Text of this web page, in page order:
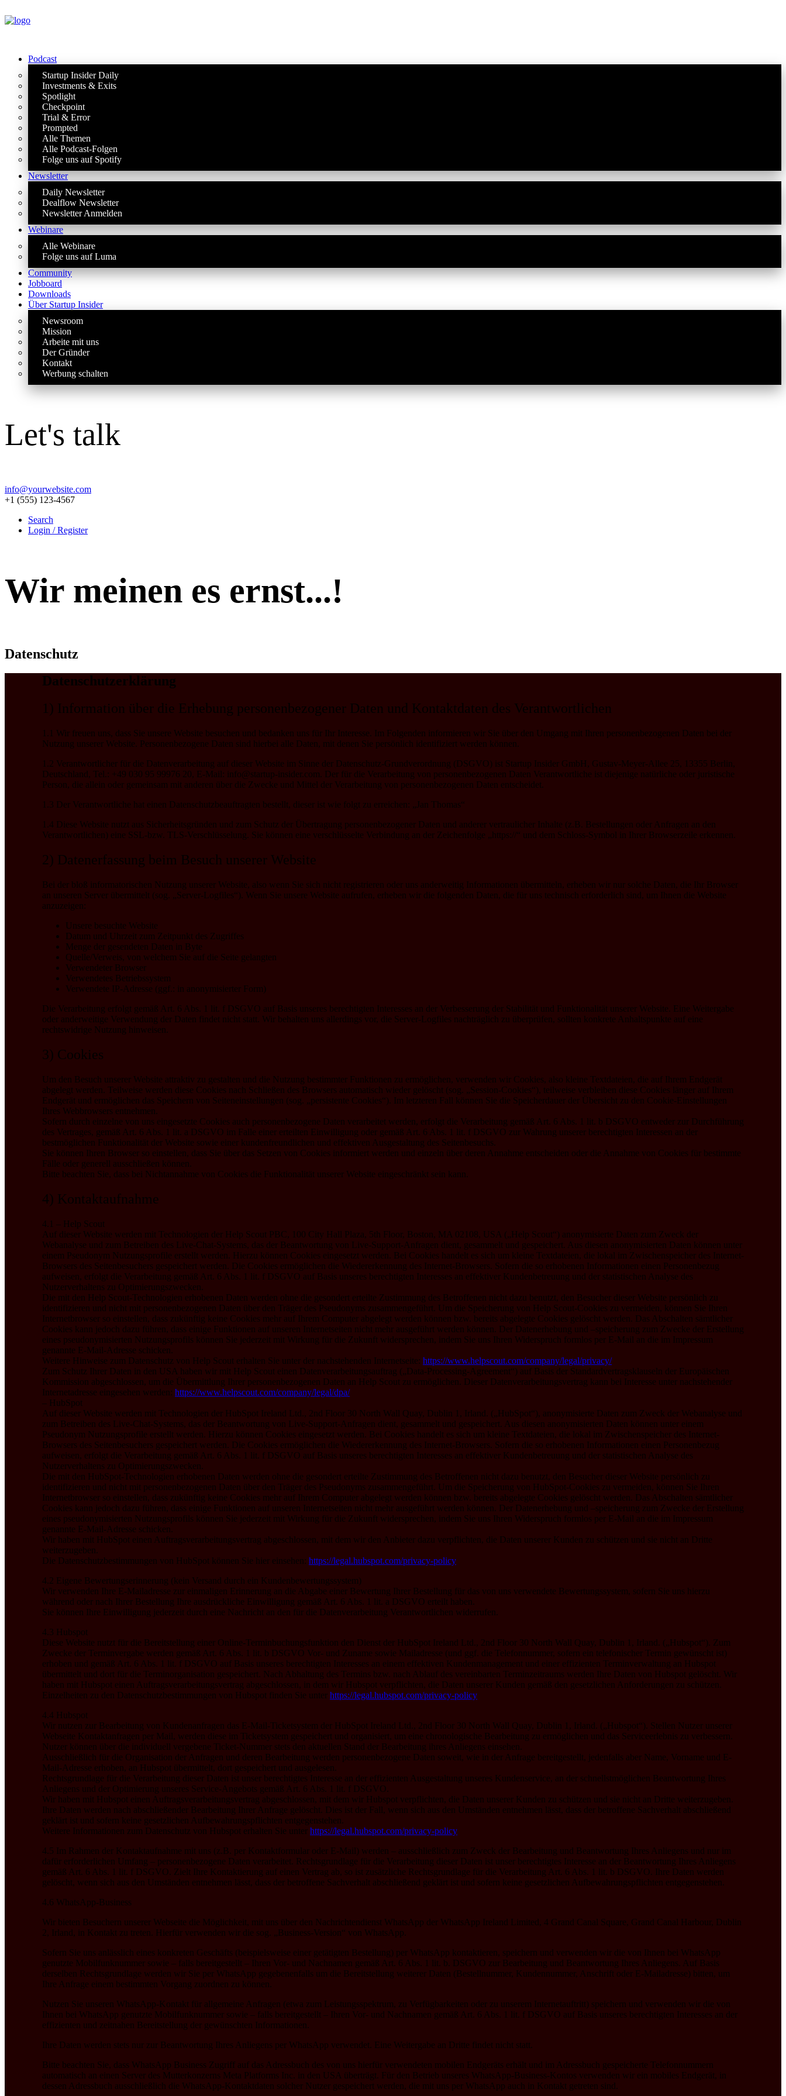
Podcast
Startup Insider Daily
Investments & Exits
Spotlight
Checkpoint
Trial & Error
Prompted
Alle Themen
Alle Podcast-Folgen
Folge uns auf Spotify
Newsletter
Daily Newsletter
Dealflow Newsletter
Newsletter Anmelden
Webinare
Alle Webinare
Folge uns auf Luma
Community
Jobboard
Downloads
Über Startup Insider
Newsroom
Mission
Arbeite mit uns
Der Gründer
Kontakt
Werbung schalten
Let's talk
info@yourwebsite.com
+1 (555) 123-4567
Search
Login / Register
Wir meinen es ernst...!
Datenschutz
Datenschutzerklärung
1) Information über die Erhebung personenbezogener Daten und Kontaktdaten des Verantwortlichen
1.1 Wir freuen uns, dass Sie unsere Website besuchen und bedanken uns für Ihr Interesse. Im Folgenden informieren wir Sie über den Umgang mit Ihren personenbezogenen Daten bei der
Nutzung unserer Website. Personenbezogene Daten sind hierbei alle Daten, mit denen Sie persönlich identifiziert werden können.
1.2 Verantwortlicher für die Datenverarbeitung auf dieser Website im Sinne der Datenschutz-Grundverordnung (DSGVO) ist Startup Insider GmbH, Gustav-Meyer-Allee 25, 13355 Berlin,
Deutschland, Tel.: +49 030 95 99976 20, E-Mail: info@startup-insider.com. Der für die Verarbeitung von personenbezogenen Daten Verantwortliche ist diejenige natürliche oder juristische
Person, die allein oder gemeinsam mit anderen über die Zwecke und Mittel der Verarbeitung von personenbezogenen Daten entscheidet.
1.3 Der Verantwortliche hat einen Datenschutzbeauftragten bestellt, dieser ist wie folgt zu erreichen: „Jan Thomas“
1.4 Diese Website nutzt aus Sicherheitsgründen und zum Schutz der Übertragung personenbezogener Daten und anderer vertraulicher Inhalte (z.B. Bestellungen oder Anfragen an den
Verantwortlichen) eine SSL-bzw. TLS-Verschlüsselung. Sie können eine verschlüsselte Verbindung an der Zeichenfolge „https://“ und dem Schloss-Symbol in Ihrer Browserzeile erkennen.
2) Datenerfassung beim Besuch unserer Website
Bei der bloß informatorischen Nutzung unserer Website, also wenn Sie sich nicht registrieren oder uns anderweitig Informationen übermitteln, erheben wir nur solche Daten, die Ihr Browser
an unseren Server übermittelt (sog. „Server-Logfiles“). Wenn Sie unsere Website aufrufen, erheben wir die folgenden Daten, die für uns technisch erforderlich sind, um Ihnen die Website
anzuzeigen:
Unsere besuchte Website
Datum und Uhrzeit zum Zeitpunkt des Zugriffes
Menge der gesendeten Daten in Byte
Quelle/Verweis, von welchem Sie auf die Seite gelangten
Verwendeter Browser
Verwendetes Betriebssystem
Verwendete IP-Adresse (ggf.: in anonymisierter Form)
Die Verarbeitung erfolgt gemäß Art. 6 Abs. 1 lit. f DSGVO auf Basis unseres berechtigten Interesses an der Verbesserung der Stabilität und Funktionalität unserer Website. Eine Weitergabe
oder anderweitige Verwendung der Daten findet nicht statt. Wir behalten uns allerdings vor, die Server-Logfiles nachträglich zu überprüfen, sollten konkrete Anhaltspunkte auf eine
rechtswidrige Nutzung hinweisen.
3) Cookies
Um den Besuch unserer Website attraktiv zu gestalten und die Nutzung bestimmter Funktionen zu ermöglichen, verwenden wir Cookies, also kleine Textdateien, die auf Ihrem Endgerät
abgelegt werden. Teilweise werden diese Cookies nach Schließen des Browsers automatisch wieder gelöscht (sog. „Session-Cookies“), teilweise verbleiben diese Cookies länger auf Ihrem
Endgerät und ermöglichen das Speichern von Seiteneinstellungen (sog. „persistente Cookies“). Im letzteren Fall können Sie die Speicherdauer der Übersicht zu den Cookie-Einstellungen
Ihres Webbrowsers entnehmen.
Sofern durch einzelne von uns eingesetzte Cookies auch personenbezogene Daten verarbeitet werden, erfolgt die Verarbeitung gemäß Art. 6 Abs. 1 lit. b DSGVO entweder zur Durchführung
des Vertrages, gemäß Art. 6 Abs. 1 lit. a DSGVO im Falle einer erteilten Einwilligung oder gemäß Art. 6 Abs. 1 lit. f DSGVO zur Wahrung unserer berechtigten Interessen an der
bestmöglichen Funktionalität der Website sowie einer kundenfreundlichen und effektiven Ausgestaltung des Seitenbesuchs.
Sie können Ihren Browser so einstellen, dass Sie über das Setzen von Cookies informiert werden und einzeln über deren Annahme entscheiden oder die Annahme von Cookies für bestimmte
Fälle oder generell ausschließen können.
Bitte beachten Sie, dass bei Nichtannahme von Cookies die Funktionalität unserer Website eingeschränkt sein kann.
4) Kontaktaufnahme
4.1 – Help Scout
Auf dieser Website werden mit Technologien der Help Scout PBC, 100 City Hall Plaza, 5th Floor, Boston, MA 02108, USA („Help Scout“) anonymisierte Daten zum Zweck der
Webanalyse und zum Betreiben des Live-Chat-Systems, das der Beantwortung von Live-Support-Anfragen dient, gesammelt und gespeichert. Aus diesen anonymisierten Daten können unter
einem Pseudonym Nutzungsprofile erstellt werden. Hierzu können Cookies eingesetzt werden. Bei Cookies handelt es sich um kleine Textdateien, die lokal im Zwischenspeicher des Internet-
Browsers des Seitenbesuchers gespeichert werden. Die Cookies ermöglichen die Wiedererkennung des Internet-Browsers. Sofern die so erhobenen Informationen einen Personenbezug
aufweisen, erfolgt die Verarbeitung gemäß Art. 6 Abs. 1 lit. f DSGVO auf Basis unseres berechtigten Interesses an effektiver Kundenbetreuung und der statistischen Analyse des
Nutzerverhaltens zu Optimierungszwecken.
Die mit den Help Scout-Technologien erhobenen Daten werden ohne die gesondert erteilte Zustimmung des Betroffenen nicht dazu benutzt, den Besucher dieser Website persönlich zu
identifizieren und nicht mit personenbezogenen Daten über den Träger des Pseudonyms zusammengeführt. Um die Speicherung von Help Scout-Cookies zu vermeiden, können Sie Ihren
Internetbrowser so einstellen, dass zukünftig keine Cookies mehr auf Ihrem Computer abgelegt werden können bzw. bereits abgelegte Cookies gelöscht werden. Das Abschalten sämtlicher
Cookies kann jedoch dazu führen, dass einige Funktionen auf unseren Internetseiten nicht mehr ausgeführt werden können. Der Datenerhebung und –speicherung zum Zwecke der Erstellung
eines pseudonymisierten Nutzungsprofils können Sie jederzeit mit Wirkung für die Zukunft widersprechen, indem Sie uns Ihren Widerspruch formlos per E-Mail an die im Impressum
genannte E-Mail-Adresse schicken.
Weitere Hinweise zum Datenschutz von Help Scout erhalten Sie unter der nachstehenden Internetseite: https://www.helpscout.com/company/legal/privacy/
Zum Schutz Ihrer Daten in den USA haben wir mit Help Scout einen Datenverarbeitungsauftrag („Data-Processing-Agreement“) auf Basis der Standardvertragsklauseln der Europäischen
Kommission abgeschlossen, um die Übermittlung Ihrer personenbezogenen Daten an Help Scout zu ermöglichen. Dieser Datenverarbeitungsvertrag kann bei Interesse unter nachstehender
Internetadresse eingesehen werden: https://www.helpscout.com/company/legal/dpa/
– HubSpot
Auf dieser Website werden mit Technologien der HubSpot Ireland Ltd., 2nd Floor 30 North Wall Quay, Dublin 1, Irland. („HubSpot“), anonymisierte Daten zum Zweck der Webanalyse und
zum Betreiben des Live-Chat-Systems, das der Beantwortung von Live-Support-Anfragen dient, gesammelt und gespeichert. Aus diesen anonymisierten Daten können unter einem
Pseudonym Nutzungsprofile erstellt werden. Hierzu können Cookies eingesetzt werden. Bei Cookies handelt es sich um kleine Textdateien, die lokal im Zwischenspeicher des Internet-
Browsers des Seitenbesuchers gespeichert werden. Die Cookies ermöglichen die Wiedererkennung des Internet-Browsers. Sofern die so erhobenen Informationen einen Personenbezug
aufweisen, erfolgt die Verarbeitung gemäß Art. 6 Abs. 1 lit. f DSGVO auf Basis unseres berechtigten Interesses an effektiver Kundenbetreuung und der statistischen Analyse des
Nutzerverhaltens zu Optimierungszwecken.
Die mit den HubSpot-Technologien erhobenen Daten werden ohne die gesondert erteilte Zustimmung des Betroffenen nicht dazu benutzt, den Besucher dieser Website persönlich zu
identifizieren und nicht mit personenbezogenen Daten über den Träger des Pseudonyms zusammengeführt. Um die Speicherung von HubSpot-Cookies zu vermeiden, können Sie Ihren
Internetbrowser so einstellen, dass zukünftig keine Cookies mehr auf Ihrem Computer abgelegt werden können bzw. bereits abgelegte Cookies gelöscht werden. Das Abschalten sämtlicher
Cookies kann jedoch dazu führen, dass einige Funktionen auf unseren Internetseiten nicht mehr ausgeführt werden können. Der Datenerhebung und –speicherung zum Zwecke der Erstellung
eines pseudonymisierten Nutzungsprofils können Sie jederzeit mit Wirkung für die Zukunft widersprechen, indem Sie uns Ihren Widerspruch formlos per E-Mail an die im Impressum
genannte E-Mail-Adresse schicken.
Wir haben mit HubSpot einen Auftragsverarbeitungsvertrag abgeschlossen, mit dem wir den Anbieter dazu verpflichten, die Daten unserer Kunden zu schützen und sie nicht an Dritte
weiterzugeben.
Die Datenschutzbestimmungen von HubSpot können Sie hier einsehen: https://legal.hubspot.com/privacy-policy
4.2 Eigene Bewertungserinnerung (kein Versand durch ein Kundenbewertungssystem)
Wir verwenden Ihre E-Mailadresse zur einmaligen Erinnerung an die Abgabe einer Bewertung Ihrer Bestellung für das von uns verwendete Bewertungssystem, sofern Sie uns hierzu
während oder nach Ihrer Bestellung Ihre ausdrückliche Einwilligung gemäß Art. 6 Abs. 1 lit. a DSGVO erteilt haben.
Sie können Ihre Einwilligung jederzeit durch eine Nachricht an den für die Datenverarbeitung Verantwortlichen widerrufen.
4.3 Hubspot
Diese Website nutzt für die Bereitstellung einer Online-Terminbuchungsfunktion den Dienst der HubSpot Ireland Ltd., 2nd Floor 30 North Wall Quay, Dublin 1, Irland. („Hubspot“). Zum
Zwecke der Terminvergabe werden gemäß Art. 6 Abs. 1 lit. b DSGVO Vor- und Zuname sowie Mailadresse (und ggf. die Telefonnummer, sofern ein telefonischer Termin gewünscht ist)
erhoben und gemäß Art. 6 Abs. 1 lit. f DSGVO auf Basis unseres berechtigten Interesses an einem effektiven Kundenmanagement und einer effizienten Terminverwaltung an Hubspot
übermittelt und dort für die Terminorganisation gespeichert. Nach Abhaltung des Termins bzw. nach Ablauf des vereinbarten Terminzeitraums werden Ihre Daten von Hubspot gelöscht. Wir
haben mit Hubspot einen Auftragsverarbeitungsvertrag abgeschlossen, in dem wir Hubspot verpflichten, die Daten unserer Kunden gemäß den gesetzlichen Anforderungen zu schützen.
Einzelheiten zu den Datenschutzbestimmungen von Hubspot finden Sie unter https://legal.hubspot.com/privacy-policy
4.4 Hubspot
Wir nutzen zur Bearbeitung von Kundenanfragen das E-Mail-Ticketsystem der HubSpot Ireland Ltd., 2nd Floor 30 North Wall Quay, Dublin 1, Irland. („Hubspot“). Stellen Nutzer unserer
Webseite Kontaktanfragen per Mail, werden diese im Ticketsystem gespeichert und organisiert, um eine chronologische Bearbeitung zu ermöglichen und das Serviceerlebnis zu verbessern.
Nutzer können über die individuell vergebene Ticket-Nummer stets den aktuellen Stand der Bearbeitung ihres Anliegens einsehen.
Ausschließlich für die Organisation der Anfragen und deren Bearbeitung werden personenbezogene Daten soweit, wie in der Anfrage bereitgestellt, jedenfalls aber Name, Vorname und E-
Mail-Adresse erhoben, an Hubspot übermittelt, dort gespeichert und ausgelesen.
Rechtsgrundlage für die Verarbeitung dieser Daten ist unser berechtigtes Interesse an der effizienten Ausgestaltung unseres Kundenservice, an der schnellstmöglichen Beantwortung Ihres
Anliegens und der Optimierung unseres Service-Angebots gemäß Art. 6 Abs. 1 lit. f DSGVO.
Wir haben mit Hubspot einen Auftragsverarbeitungsvertrag abgeschlossen, mit dem wir Hubspot verpflichten, die Daten unserer Kunden zu schützen und sie nicht an Dritte weiterzugeben.
Ihre Daten werden nach abschließender Bearbeitung Ihrer Anfrage gelöscht. Dies ist der Fall, wenn sich aus den Umständen entnehmen lässt, dass der betroffene Sachverhalt abschließend
geklärt ist und sofern keine gesetzlichen Aufbewahrungspflichten entgegenstehen.
Weitere Informationen zum Datenschutz von Hubspot erhalten Sie unter https://legal.hubspot.com/privacy-policy
4.5 Im Rahmen der Kontaktaufnahme mit uns (z.B. per Kontaktformular oder E-Mail) werden – ausschließlich zum Zweck der Bearbeitung und Beantwortung Ihres Anliegens und nur im
dafür erforderlichen Umfang – personenbezogene Daten verarbeitet. Rechtsgrundlage für die Verarbeitung dieser Daten ist unser berechtigtes Interesse an der Beantwortung Ihres Anliegens
gemäß Art. 6 Abs. 1 lit. f DSGVO. Zielt Ihre Kontaktierung auf einen Vertrag ab, so ist zusätzliche Rechtsgrundlage für die Verarbeitung Art. 6 Abs. 1 lit. b DSGVO. Ihre Daten werden
gelöscht, wenn sich aus den Umständen entnehmen lässt, dass der betroffene Sachverhalt abschließend geklärt ist und sofern keine gesetzlichen Aufbewahrungspflichten entgegenstehen.
4.6 WhatsApp-Business
Wir bieten Besuchern unserer Webseite die Möglichkeit, mit uns über den Nachrichtendienst WhatsApp der WhatsApp Ireland Limited, 4 Grand Canal Square, Grand Canal Harbour, Dublin
2, Irland, in Kontakt zu treten. Hierfür verwenden wir die sog. „Business-Version“ von WhatsApp.
Sofern Sie uns anlässlich eines konkreten Geschäfts (beispielsweise einer getätigten Bestellung) per WhatsApp kontaktieren, speichern und verwenden wir die von Ihnen bei WhatsApp
genutzte Mobilfunknummer sowie – falls bereitgestellt – Ihren Vor- und Nachnamen gemäß Art. 6 Abs. 1 lit. b. DSGVO zur Bearbeitung und Beantwortung Ihres Anliegens. Auf Basis
derselben Rechtsgrundlage werden wir Sie per WhatsApp gegebenenfalls um die Bereitstellung weiterer Daten (Bestellnummer, Kundennummer, Anschrift oder E-Mailadresse) bitten, um
Ihre Anfrage einem bestimmten Vorgang zuordnen zu können.
Nutzen Sie unseren WhatsApp-Kontakt für allgemeine Anfragen (etwa zum Leistungsspektrum, zu Verfügbarkeiten oder zu unserem Internetauftritt) speichern und verwenden wir die von
Ihnen bei WhatsApp genutzte Mobilfunknummer sowie – falls bereitgestellt – Ihren Vor- und Nachnamen gemäß Art. 6 Abs. 1 lit. f DSGVO auf Basis unseres berechtigten Interesses an der
effizienten und zeitnahen Bereitstellung der gewünschten Informationen.
Ihre Daten werden stets nur zur Beantwortung Ihres Anliegens per WhatsApp verwendet. Eine Weitergabe an Dritte findet nicht statt.
Bitte beachten Sie, dass WhatsApp Business Zugriff auf das Adressbuch des von uns hierfür verwendeten mobilen Endgeräts erhält und im Adressbuch gespeicherte Telefonnummern
automatisch an einen Server des Mutterkonzerns Meta Platforms Inc. in den USA überträgt. Für den Betrieb unseres WhatsApp-Business-Kontos verwenden wir ein mobiles Endgerät, in
dessen Adressbuch ausschließlich die WhatsApp-Kontaktdaten solcher Nutzer gespeichert werden, die mit uns per WhatsApp auch in Kontakt getreten sind.